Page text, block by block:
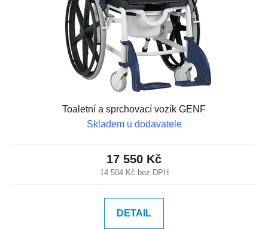
Toaletní a sprchovací vozík GENF
Skladem u dodavatele
14 504 Kč bez DPH
17 550 Kč
DETAIL